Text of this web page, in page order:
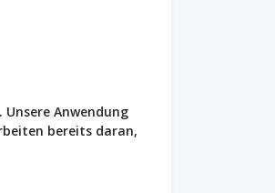
Anwendung
bereits daran,